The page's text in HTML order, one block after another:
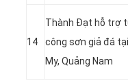
14
Thành Đạt hỗ trợ
công sơn giả đá
My, Quảng Nam